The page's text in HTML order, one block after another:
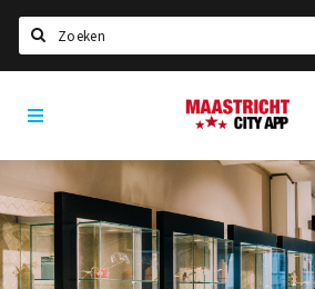
Home
Agenda
Deals
Party pics
Nieuws, interviews & blogs
Maastricht
City